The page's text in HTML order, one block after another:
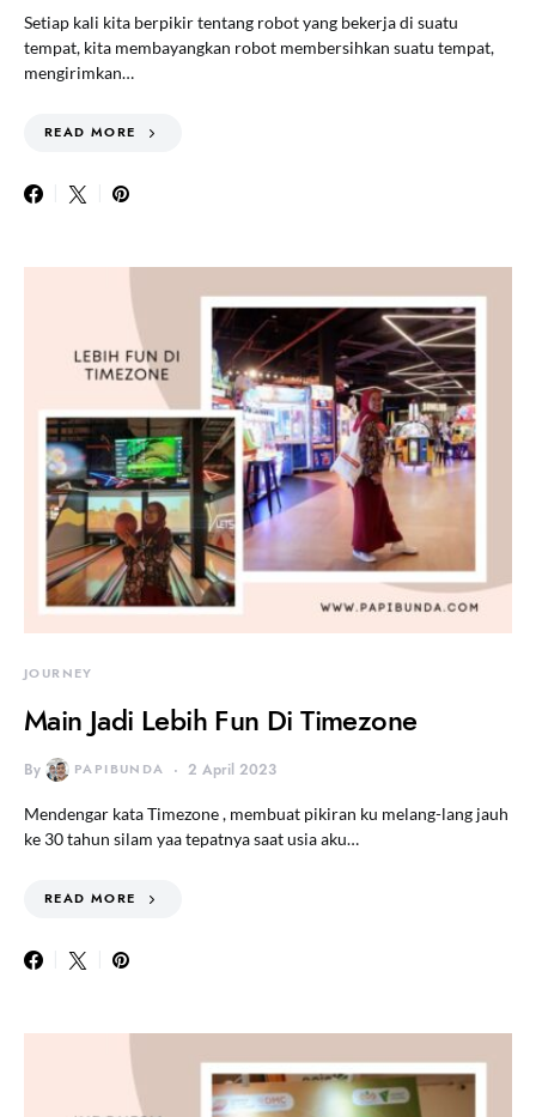
Setiap kali kita berpikir tentang robot yang bekerja di suatu
tempat, kita membayangkan robot membersihkan suatu tempat,
mengirimkan…
READ MORE
JOURNEY
Main Jadi Lebih Fun Di Timezone
By PAPIBUNDA 2 April 2023
Mendengar kata Timezone , membuat pikiran ku melang-lang jauh
ke 30 tahun silam yaa tepatnya saat usia aku…
READ MORE